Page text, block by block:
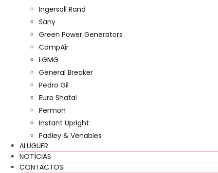
Ingersoll Rand
Sany
Green Power Generators
CompAir
LGMG
General Breaker
Pedro Gil
Euro Shatal
Permon
Instant Upright
Padley & Venables
ALUGUER
NOTÍCIAS
CONTACTOS